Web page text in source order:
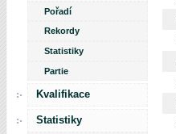
Pořadí
Rekordy
Statistiky
Partie
Kvalifikace
Statistiky